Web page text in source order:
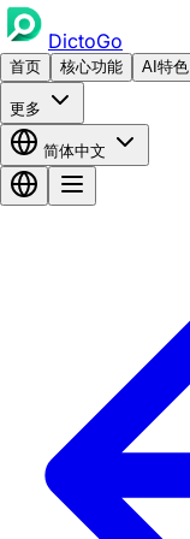
DictoGo
首页 核心功能 AI特色
更多
简体中文